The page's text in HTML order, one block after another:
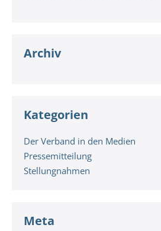
Archiv
Kategorien
Der Verband in den Medien
Pressemitteilung
Stellungnahmen
Meta